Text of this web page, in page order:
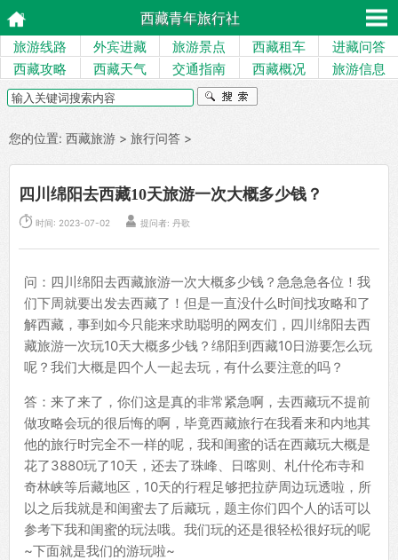
西藏青年旅行社
旅游线路 外宾进藏 旅游景点 西藏租车
进藏问答
西藏攻略
西藏天气 交通指南 西藏概况 旅游信息
您的位置: 西藏旅游 > 旅行问答 >
四川绵阳去西藏10天旅游一次大概多少钱？
 时间: 2023-07-02  提问者: 丹歌
问：四川绵阳去西藏旅游一次大概多少钱？急急急各位！我
们下周就要出发去西藏了！但是一直没什么时间找攻略和了
解西藏，事到如今只能来求助聪明的网友们，四川绵阳去西
藏旅游一次玩10天大概多少钱？绵阳到西藏10日游要怎么玩
呢？我们大概是四个人一起去玩，有什么要注意的吗？
答：来了来了，你们这是真的非常紧急啊，去西藏玩不提前
做攻略会玩的很后悔的啊，毕竟西藏旅行在我看来和内地其
他的旅行时完全不一样的呢，我和闺蜜的话在西藏玩大概是
花了3880玩了10天，还去了珠峰、日喀则、札什伦布寺和
奇林峡等后藏地区，10天的行程足够把拉萨周边玩透啦，所
以之后我就是和闺蜜去了后藏玩，题主你们四个人的话可以
参考下我和闺蜜的玩法哦。我们玩的还是很轻松很好玩的呢
~下面就是我们的游玩啦~